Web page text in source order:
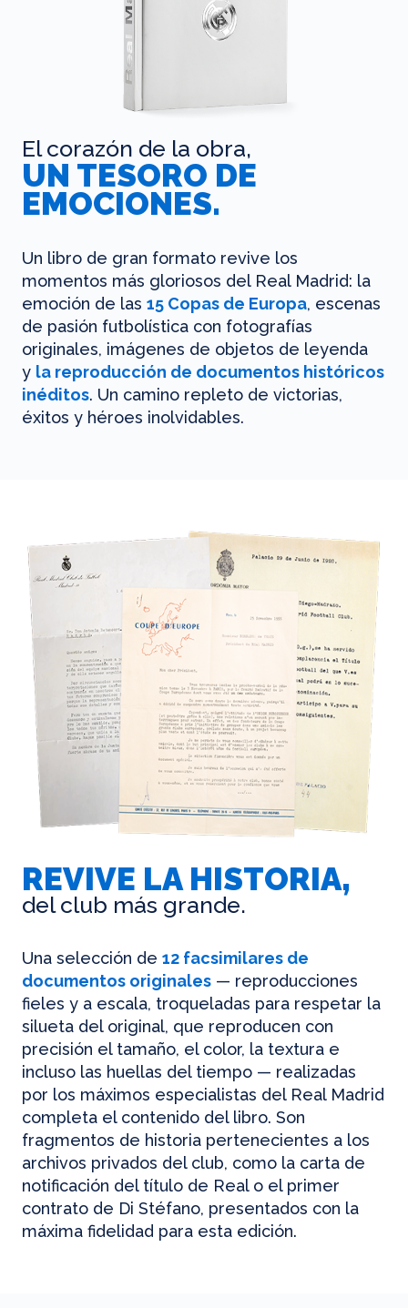
El corazón de la obra,
UN TESORO DE
EMOCIONES.
Un libro de gran formato revive los
momentos más gloriosos del Real Madrid: la
emoción de las 15 Copas de Europa, escenas
de pasión futbolística con fotografías
originales, imágenes de objetos de leyenda
y la reproducción de documentos históricos
inéditos. Un camino repleto de victorias,
éxitos y héroes inolvidables.
REVIVE LA HISTORIA,
del club más grande.
Una selección de 12 facsimilares de
documentos originales — reproducciones
fieles y a escala, troqueladas para respetar la
silueta del original, que reproducen con
precisión el tamaño, el color, la textura e
incluso las huellas del tiempo — realizadas
por los máximos especialistas del Real Madrid
completa el contenido del libro. Son
fragmentos de historia pertenecientes a los
archivos privados del club, como la carta de
notificación del título de Real o el primer
contrato de Di Stéfano, presentados con la
máxima fidelidad para esta edición.